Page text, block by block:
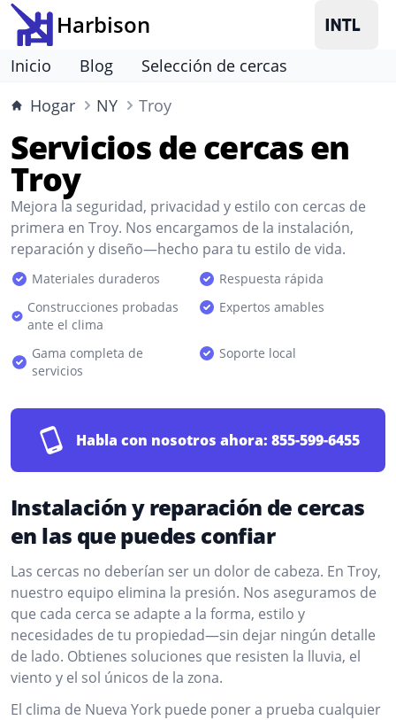
Harbison
Inicio Blog
Selección de cercas
Hogar
NY Troy
Servicios de cercas en
Troy
Mejora la seguridad, privacidad y estilo con cercas de
primera en Troy. Nos encargamos de la instalación,
reparación y diseño—hecho para tu estilo de vida.
Materiales duraderos
Respuesta rápida
Construcciones probadas
ante el clima
Expertos amables
Gama completa de
servicios
Soporte local
Habla con nosotros ahora: 855-599-6455
Instalación y reparación de cercas
en las que puedes confiar
Las cercas no deberían ser un dolor de cabeza. En Troy,
nuestro equipo elimina la presión. Nos aseguramos de
que cada cerca se adapte a la forma, estilo y
necesidades de tu propiedad—sin dejar ningún detalle
de lado. Obtienes soluciones que resisten la lluvia, el
viento y el sol únicos de la zona.
El clima de Nueva York puede poner a prueba cualquier